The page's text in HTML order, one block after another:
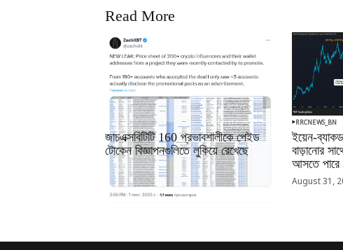
Read More
RRCNEWS_BN
জাচএক্সবিটিটি 160 প্রভাবশালীকে পেইড
টোকেন বিজ্ঞাপনগুলিতে লুকিয়ে রেখেছে
September 01, 2025
RRCNEWS_BN
ইয়েন-
বাড়ানোর
আসতে পারে
August 31,